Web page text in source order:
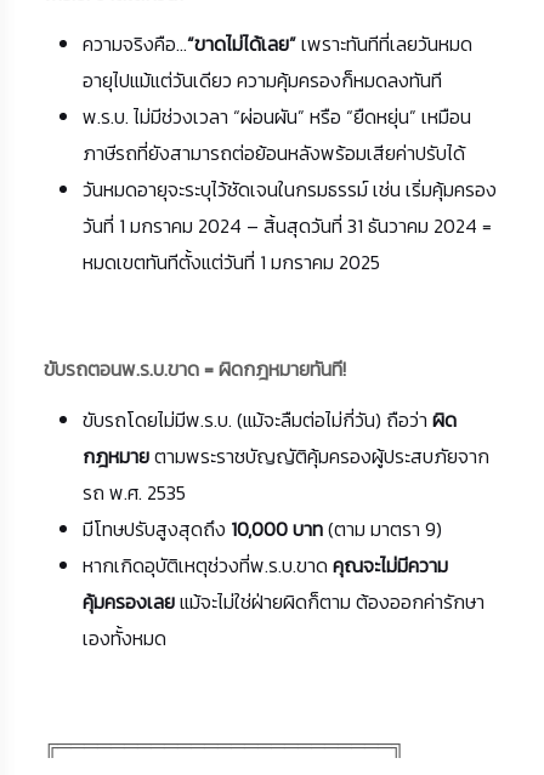
ความจริงคือ...“ขาดไม่ได้เลย”เพราะทันทีที่เลยวันหมด
อายุไปแม้แต่วันเดียว ความคุ้มครองก็หมดลงทันที
พ.ร.บ. ไม่มีช่วงเวลา “ผ่อนผัน” หรือ “ยืดหยุ่น” เหมือน
ภาษีรถที่ยังสามารถต่อย้อนหลังพร้อมเสียค่าปรับได้
วันหมดอายุจะระบุไว้ชัดเจนในกรมธรรม์ เช่น เริ่มคุ้มครอง
วันที่ 1 มกราคม 2024 – สิ้นสุดวันที่ 31 ธันวาคม 2024 =
หมดเขตทันทีตั้งแต่วันที่ 1 มกราคม 2025
ขับรถตอนพ.ร.บ.ขาด = ผิดกฎหมายทันที!
ขับรถโดยไม่มีพ.ร.บ. (แม้จะลืมต่อไม่กี่วัน) ถือว่า ผิด
กฎหมายตามพระราชบัญญัติคุ้มครองผู้ประสบภัยจาก
รถ พ.ศ. 2535
มีโทษปรับสูงสุดถึง 10,000 บาท(ตาม มาตรา 9)
หากเกิดอุบัติเหตุช่วงที่พ.ร.บ.ขาด คุณจะไม่มีความ
คุ้มครองเลยแม้จะไม่ใช่ฝ่ายผิดก็ตาม ต้องออกค่ารักษา
เองทั้งหมด
╔═════════════════════════╗